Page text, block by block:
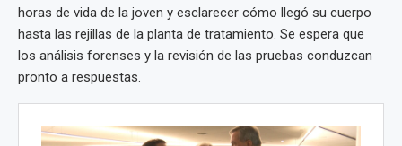
horas de vida de la joven y esclarecer cómo llegó su cuerpo
hasta las rejillas de la planta de tratamiento. Se espera que
los análisis forenses y la revisión de las pruebas conduzcan
pronto a respuestas.